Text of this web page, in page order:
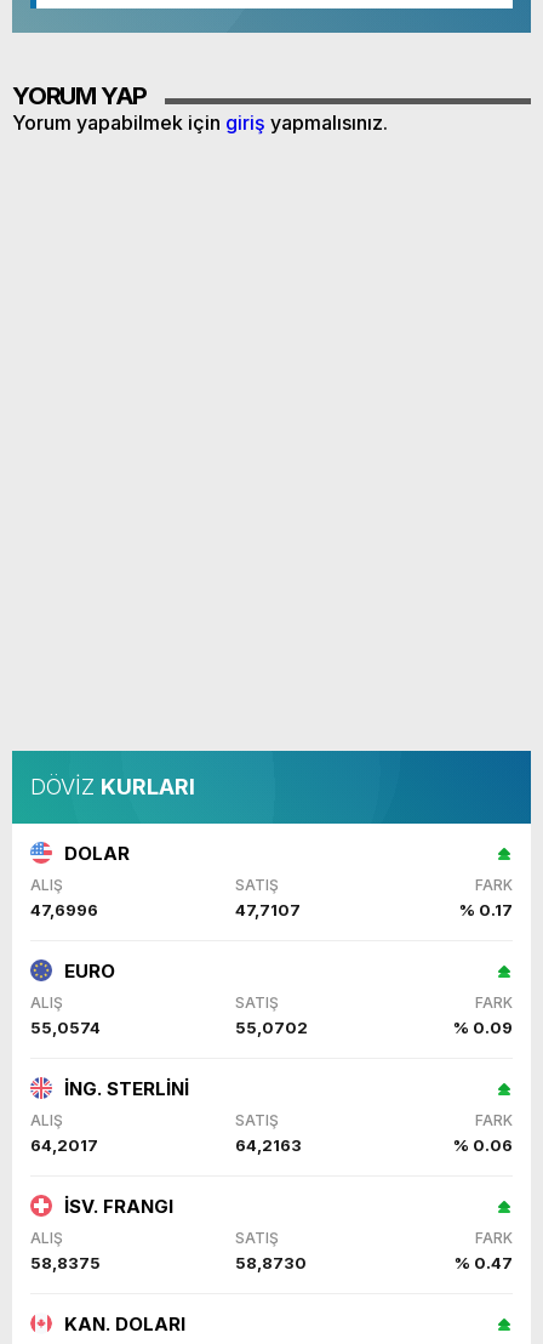
YORUM YAP
Yorum yapabilmek için giriş yapmalısınız.
DÖVİZ KURLARI
DOLAR
ALIŞ SATIŞ FARK
47,6996 47,7107 % 0.17
EURO
ALIŞ SATIŞ FARK
55,0574 55,0702 % 0.09
İNG. STERLİNİ
ALIŞ SATIŞ FARK
64,2017 64,2163 % 0.06
İSV. FRANGI
ALIŞ SATIŞ FARK
58,8375 58,8730 % 0.47
KAN. DOLARI